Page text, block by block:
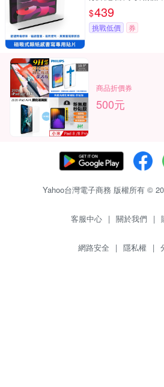
$439
挑戰低價 券
商品折價券
500元
Yahoo台灣電子商務 版權所有 ©
客服中心 | 關於我們 |
網路安全 | 隱私權 |